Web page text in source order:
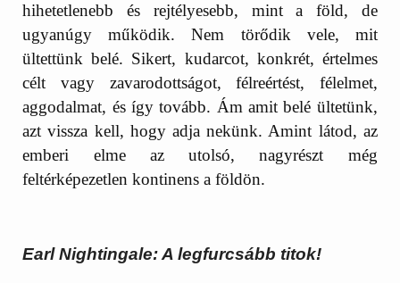
hihetetlenebb és rejtélyesebb, mint a föld, de
ugyanúgy működik. Nem törődik vele, mit
ültettünk belé. Sikert, kudarcot, konkrét, értelmes
célt vagy zavarodottságot, félreértést, félelmet,
aggodalmat, és így tovább. Ám amit belé ültetünk,
azt vissza kell, hogy adja nekünk. Amint látod, az
emberi elme az utolsó, nagyrészt még
feltérképezetlen kontinens a földön.
Earl Nightingale: A legfurcsább titok!